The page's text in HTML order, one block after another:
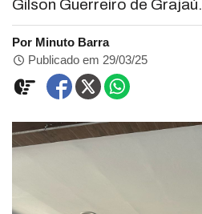
Gilson Guerreiro de Grajaú.
Por Minuto Barra
Publicado em 29/03/25